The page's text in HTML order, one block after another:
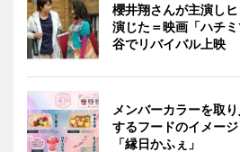
櫻井翔さんが主演し
演じた＝映画「ハチ
谷でリバイバル上映
メンバーカラーを取
するフードのイメー
「縁日かふぇ」